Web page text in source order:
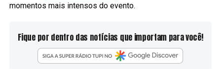
momentos mais intensos do evento.
Fique por dentro das notícias que importam para você!